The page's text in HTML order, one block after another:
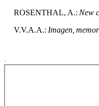
ROSENTHAL, A.: New
V.V.A.A.: Imagen,